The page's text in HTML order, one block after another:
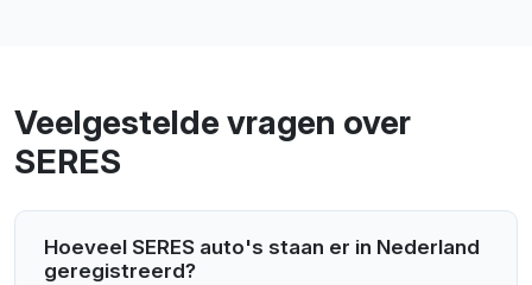
Veelgestelde vragen over
SERES
Hoeveel SERES auto's staan er in Nederland
geregistreerd?